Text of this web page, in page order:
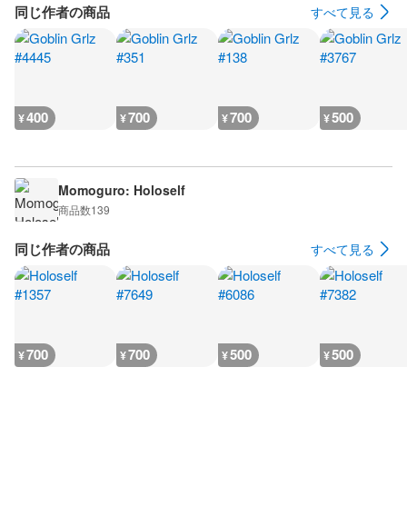
同じ作者の商品 すべて見る
¥400 ¥700 ¥700 ¥500
Momoguro: Holoself
商品数139
同じ作者の商品 すべて見る
¥700 ¥700 ¥500 ¥500